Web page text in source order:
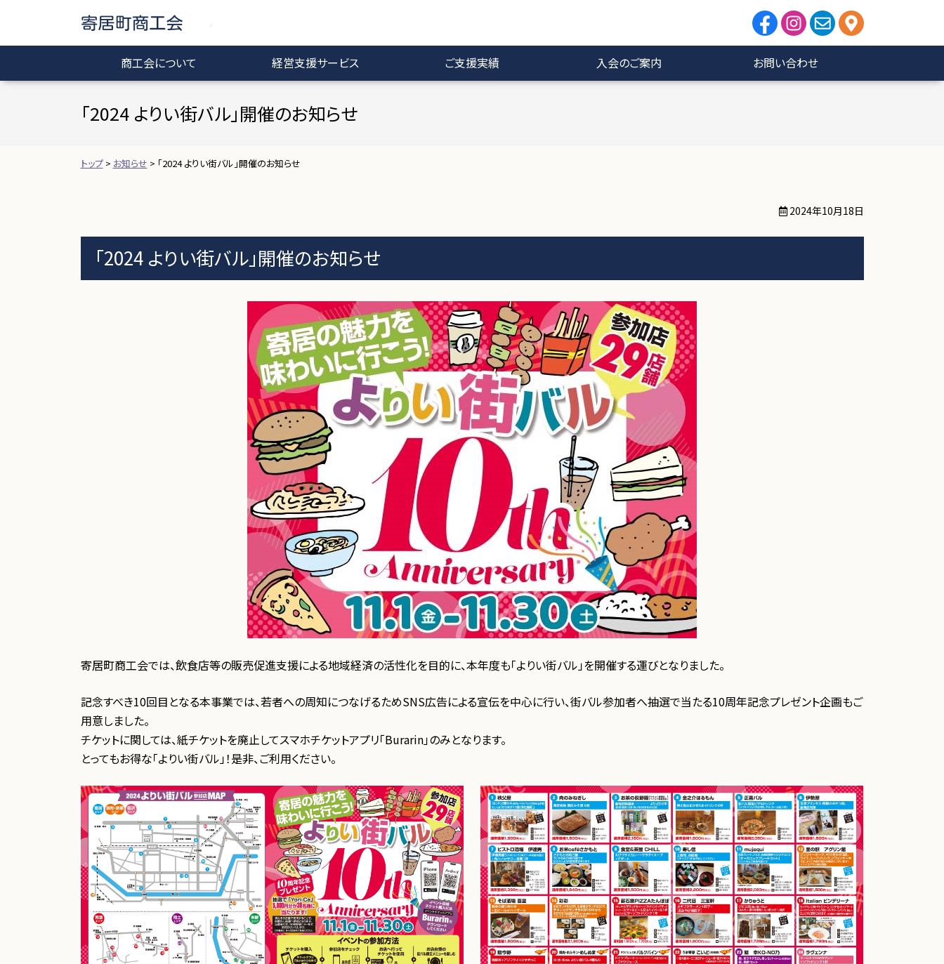
商工会について 経営支援サービス ご支援実績 入会のご案内 お問い合わせ
「2024 よりい街バル」開催のお知らせ
トップ> お知らせ > 「2024 よりい街バル」開催のお知らせ
2024年10月18日
「2024 よりい街バル」開催のお知らせ
寄居町商工会では、飲食店等の販売促進支援による地域経済の活性化を目的に、本年度も「よりい街バル」を開催する運びとなりました。
記念すべき10回目となる本事業では、若者への周知につなげるためSNS広告による宣伝を中心に行い、街バル参加者へ抽選で当たる10周年記念プレゼント企画もご
用意しました。
チケットに関しては、紙チケットを廃止してスマホチケットアプリ「Burarin」のみとなります。
とってもお得な「よりい街バル」！是非、ご利用ください。